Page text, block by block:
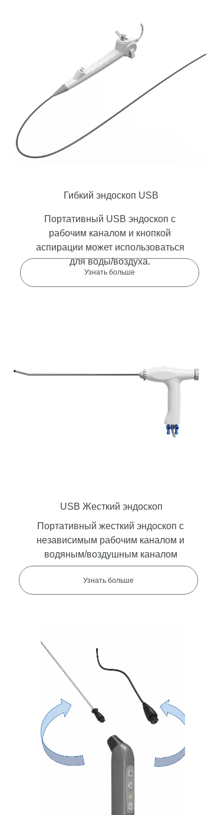
Гибкий эндоскоп USB
Узнать больше
Портативный USB эндоскоп с
рабочим каналом и кнопкой
аспирации может использоваться
для воды/воздуха.
Узнать больше
USB Жесткий эндоскоп
Портативный жесткий эндоскоп с
независимым рабочим каналом и
водяным/воздушным каналом